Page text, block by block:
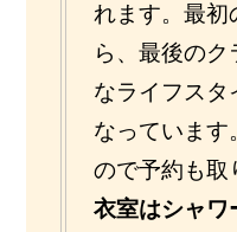
れます。最初
ら、最後のク
なライフスタ
なっています
ので予約も取
衣室はシャワ